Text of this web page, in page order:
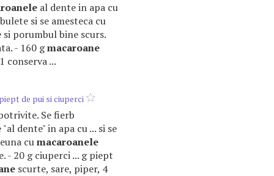
al dente in apa cu
si se amesteca cu
si porumbul bine scurs.
- 160 gmacaroane
conserva ...
de pui si ciuperci
Se fierb
"al dente" in apa cu ... si se
cumacaroanele
- 20 g ciuperci ... g piept
scurte, sare, piper, 4